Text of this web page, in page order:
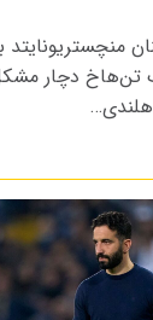
تن‌هاخ دچار
هلندی…